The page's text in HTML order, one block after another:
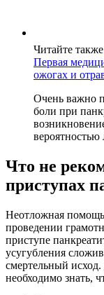
Читайте
Первая
ожогах и
Очень важно
боли при
вероятностью
Что не
приступах
Неотложная помощь
проведении
приступе
усугубления
смертельный
необходимо знать,